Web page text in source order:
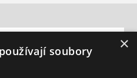
×
soubory